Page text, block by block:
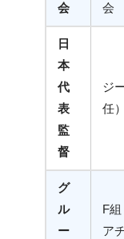
会
会
日
本
代
表
監
督
ジ
任）
グ
ル
ー
F
ア